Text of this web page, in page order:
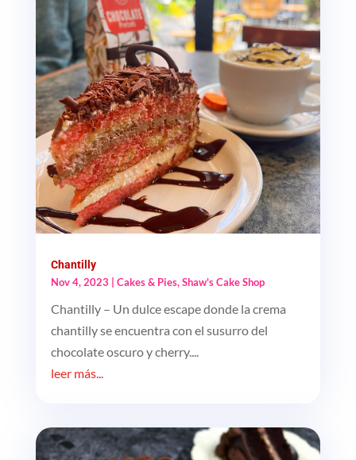
Chantilly
Nov 4, 2023 | Cakes & Pies,Shaw's Cake Shop
Chantilly – Un dulce escape donde la crema
chantilly se encuentra con el susurro del
chocolate oscuro y cherry....
leer más...